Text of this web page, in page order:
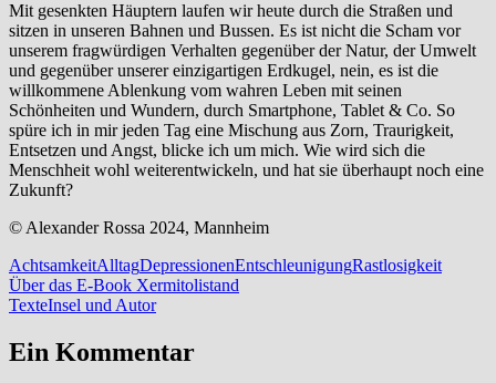
Mit gesenkten Häuptern laufen wir heute durch die Straßen und
sitzen in unseren Bahnen und Bussen. Es ist nicht die Scham vor
unserem fragwürdigen Verhalten gegenüber der Natur, der Umwelt
und gegenüber unserer einzigartigen Erdkugel, nein, es ist die
willkommene Ablenkung vom wahren Leben mit seinen
Schönheiten und Wundern, durch Smartphone, Tablet & Co. So
spüre ich in mir jeden Tag eine Mischung aus Zorn, Traurigkeit,
Entsetzen und Angst, blicke ich um mich. Wie wird sich die
Menschheit wohl weiterentwickeln, und hat sie überhaupt noch eine
Zukunft?
© Alexander Rossa 2024, Mannheim
AchtsamkeitAlltagDepressionenEntschleunigungRastlosigkeit
Beitragsnavigation
Vorheriger
Beitrag:
Über das E-Book Xermitolistand
Nächster
TexteInsel und Autor
Ein Kommentar